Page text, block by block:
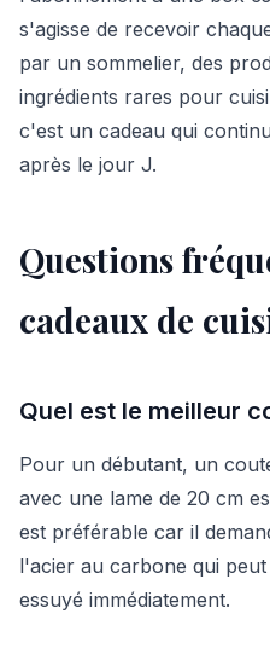
s'agisse de recevoir
par un sommelier, des
ingrédients rares pour
c'est un cadeau qui
après le jour J.
Questions
cadeaux de
Quel est le meilleur
Pour un débutant, un
avec une lame de 20 cm
est préférable car il
l'acier au carbone qui
essuyé immédiatement.